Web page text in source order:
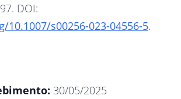
DOI:
s00256-023-04556-5.
30/05/2025